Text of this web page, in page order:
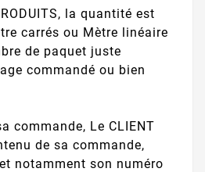
la quantité est
carrés ou Mètre linéaire
de paquet juste
commandé ou bien
commande, Le CLIENT
de sa commande,
notamment son numéro